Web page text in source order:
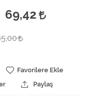
69,42
Favorilere Ekle
Paylaş